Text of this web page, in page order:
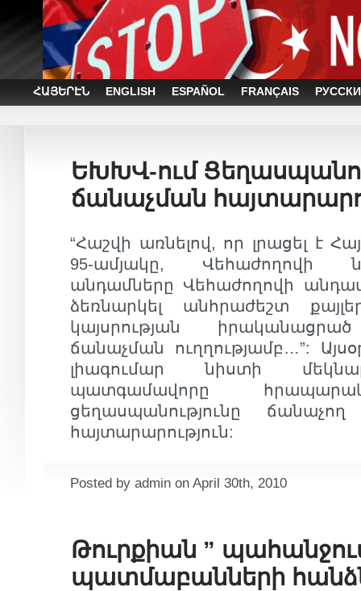
ՀԱՅԵՐԷՆ ENGLISH ESPAÑOL FRANÇAIS
ԵԽԽՎ-ում
ճանաչման
“Հաշվի առնելով, որ լրացել է
95-ամյակը, Վեհաժողովի
անդամները Վեհաժողովի
ձեռնարկել անհրաժեշտ
կայսրության
ճանաչման ուղղությամբ…”:
լիագումար նիստի
պատգամավորը
ցեղասպանությունը
հայտարարություն:
Posted by admin on April 30th, 2010
Թուրքիան ”
պատմաբանների